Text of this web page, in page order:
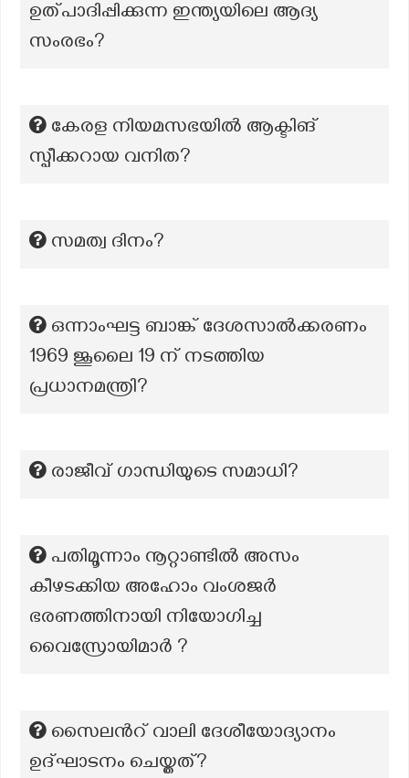
ഉത്പാദിപ്പിക്കുന്ന ഇന്ത്യയിലെ ആദ്യ
സംരഭം?
കേരള നിയമസഭയിൽ ആക്ടിങ്
സ്പീക്കറായ വനിത?
സമത്വ ദിനം?
ഒന്നാംഘട്ട ബാങ്ക് ദേശസാൽക്കരണം
1969 ജൂലൈ 19 ന് നടത്തിയ
പ്രധാനമന്ത്രി?
രാജീവ് ഗാന്ധിയുടെ സമാധി?
പതിമൂന്നാം നൂറ്റാണ്ടിൽ അസം
കീഴടക്കിയ അഹോം വംശജർ
ഭരണത്തിനായി നിയോഗിച്ച
വൈസ്രോയിമാർ ?
സൈലന്‍റ് വാലി ദേശീയോദ്യാനം
ഉദ്ഘാടനം ചെയ്തത്?